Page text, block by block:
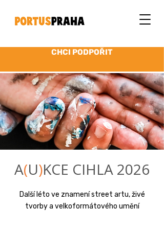
CHCI PODPOŘIT
A(U)KCE CIHLA 2026
Další léto ve znamení street artu, živé
tvorby a velkoformátového umění